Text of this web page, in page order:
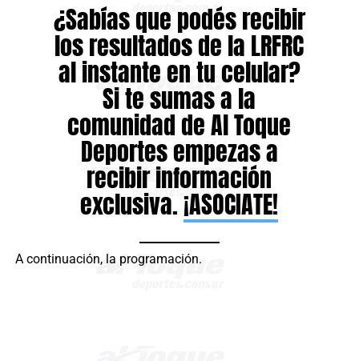
¿Sabías que podés recibir
los resultados de la LRFRC
al instante en tu celular?
Si te sumas a la
comunidad de Al Toque
Deportes empezas a
recibir información
exclusiva.¡ASOCIATE!
A continuación, la programación.